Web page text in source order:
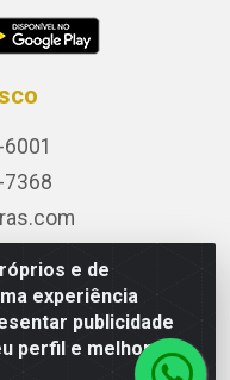
e de
experiência
publicidade
perfil e melhorar a
7368
(DPO):